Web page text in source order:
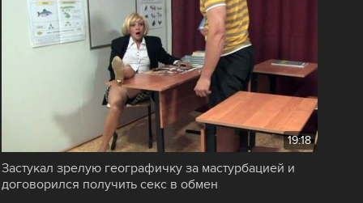
19:18
Застукал зрелую географичку за мастурбацией и
договорился получить секс в обмен